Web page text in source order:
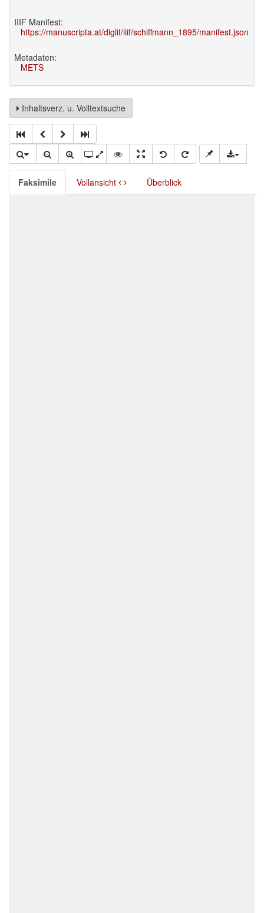
IIIF Manifest:
https://manuscripta.at/diglit/iiif/schiffmann_1895/manifest.json
Metadaten:
METS
Inhaltsverz. u. Volltextsuche
Faksimile Vollansicht Überblick